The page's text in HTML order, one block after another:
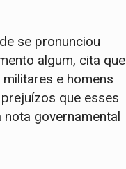
se pronunciou
algum, cita que
e homens
que esses
governamental